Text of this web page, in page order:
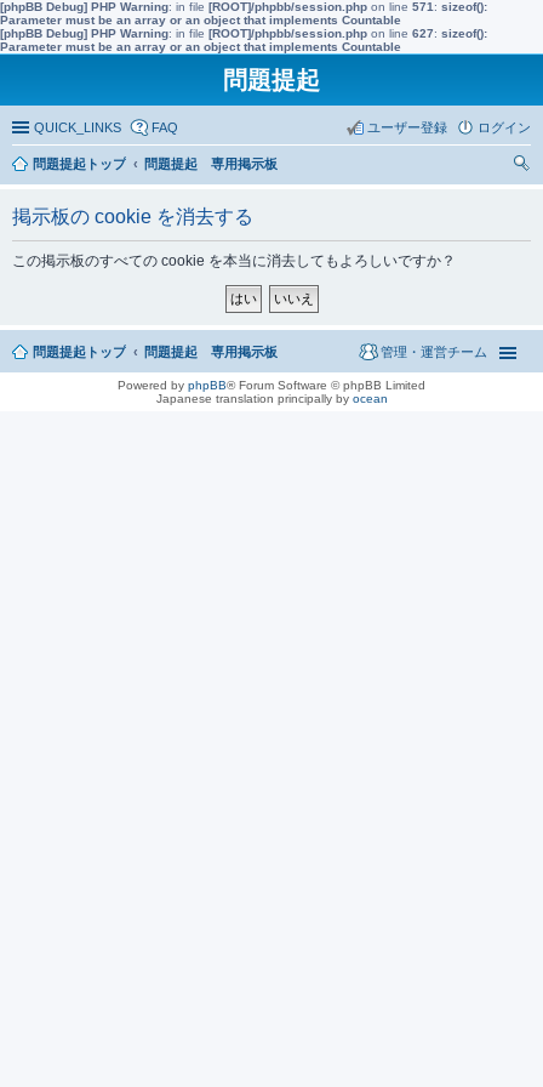
[phpBB Debug] PHP Warning: in file [ROOT]/phpbb/session.php on line 571 : sizeof():
Parameter must be an array or an object that implements Countable
[phpBB Debug] PHP Warning: in file [ROOT]/phpbb/session.php on line 627: sizeof():
Parameter must be an array or an object that implements Countable
問題提起
QUICK_LINKS FAQ ログイン
ユーザー登録
問題提起トップ
問題提起 専用掲示板
掲示板の cookie を消去する
この掲示板のすべての cookie を本当に消去してもよろしいですか？
問題提起トップ 問題提起 専用掲示板 管理・運営チーム
Powered by phpBB® Forum Software © phpBB Limited
Japanese translation principally by ocean